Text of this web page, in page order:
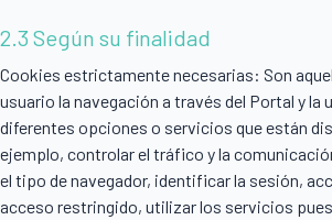
2.3 Según su finalidad
Cookies estrictamente necesarias: Son
usuario la navegación a través del Portal y la
diferentes opciones o servicios que están
ejemplo, controlar el tráfico y la
el tipo de navegador, identificar la sesión,
acceso restringido, utilizar los servicios